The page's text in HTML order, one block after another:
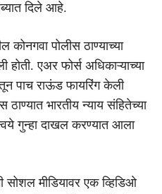
दिले आहे.
कोनगवा पोलीस ठाण्याच्या
होती. एअर फोर्स अधिकाऱ्याच्या
पाच राऊंड फायरिंग केली
ठाण्यात भारतीय न्याय संहितेच्या
गुन्हा दाखल करण्यात आला
सोशल मीडियावर एक व्हिडिओ